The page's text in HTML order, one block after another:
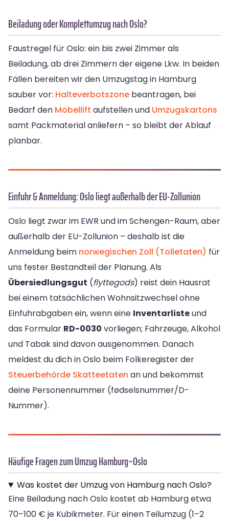
Beiladung oder Komplettumzug nach Oslo?
Faustregel für Oslo: ein bis zwei Zimmer als
Beiladung, ab drei Zimmern der eigene Lkw. In beiden
Fällen bereiten wir den Umzugstag in Hamburg
sauber vor: Halteverbotszone beantragen, bei
Bedarf den Möbellift aufstellen und Umzugskartons
samt Packmaterial anliefern – so bleibt der Ablauf
planbar.
Einfuhr & Anmeldung: Oslo liegt außerhalb der EU-Zollunion
Oslo liegt zwar im EWR und im Schengen-Raum, aber
außerhalb der EU-Zollunion – deshalb ist die
Anmeldung beim norwegischen Zoll (Tolletaten) für
uns fester Bestandteil der Planung. Als
Übersiedlungsgut (flyttegods) reist dein Hausrat
bei einem tatsächlichen Wohnsitzwechsel ohne
Einfuhrabgaben ein, wenn eine Inventarlisteund
das Formular RD-0030 vorliegen; Fahrzeuge, Alkohol
und Tabak sind davon ausgenommen. Danach
meldest du dich in Oslo beim Folkeregister der
Steuerbehörde Skatteetaten an und bekommst
deine Personennummer (fødselsnummer/D-
Nummer).
Häufige Fragen zum Umzug Hamburg–Oslo
Was kostet der Umzug von Hamburg nach Oslo?
Eine Beiladung nach Oslo kostet ab Hamburg etwa
70–100 € je Kubikmeter. Für einen Teilumzug (1–2